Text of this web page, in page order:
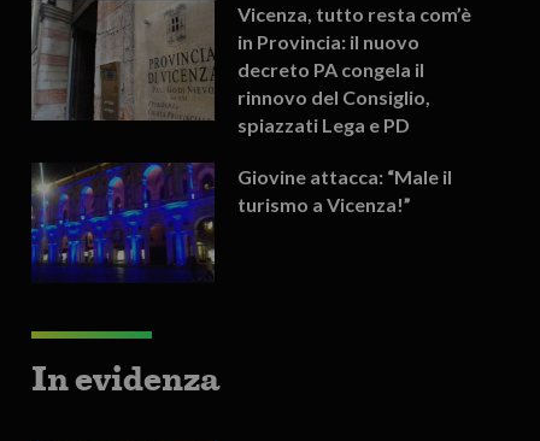
Vicenza, tutto resta com’è
in Provincia: il nuovo
decreto PA congela il
rinnovo del Consiglio,
spiazzati Lega e PD
Giovine attacca: “Male il
turismo a Vicenza!”
In evidenza